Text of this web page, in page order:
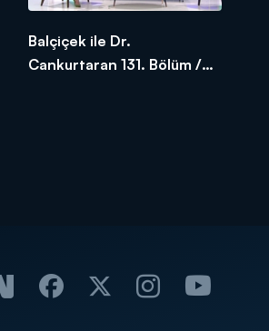
Balçiçek ile Dr.
Cankurtaran 131. Bölüm /